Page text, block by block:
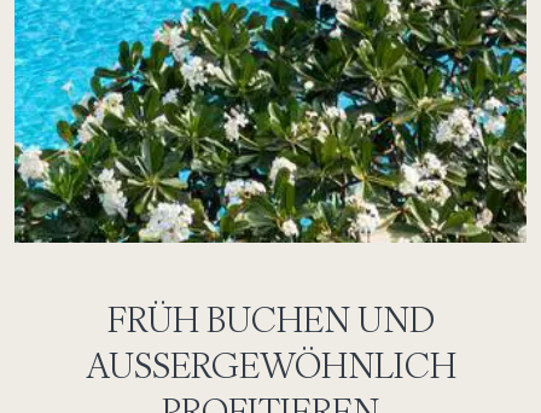
FRÜH BUCHEN UND
AUSSERGEWÖHNLICH